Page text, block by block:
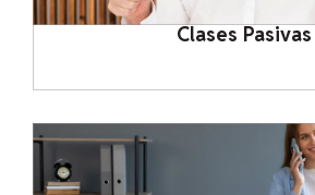
Clases Pasivas